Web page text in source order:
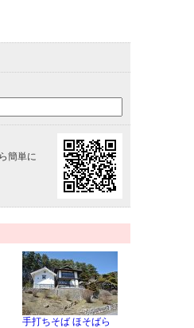
簡単に
手打ちそば ほそばら